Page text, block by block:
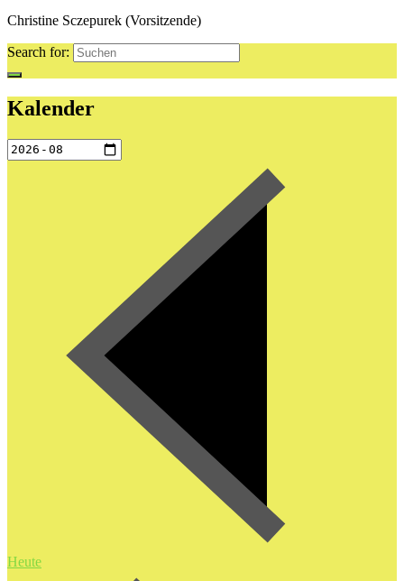
Christine Sczepurek (Vorsitzende)
Search for:
Kalender
Heute